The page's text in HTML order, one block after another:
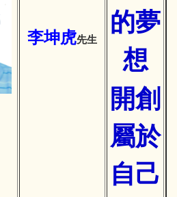
李坤虎先生
的夢
想
開創
屬於
自己